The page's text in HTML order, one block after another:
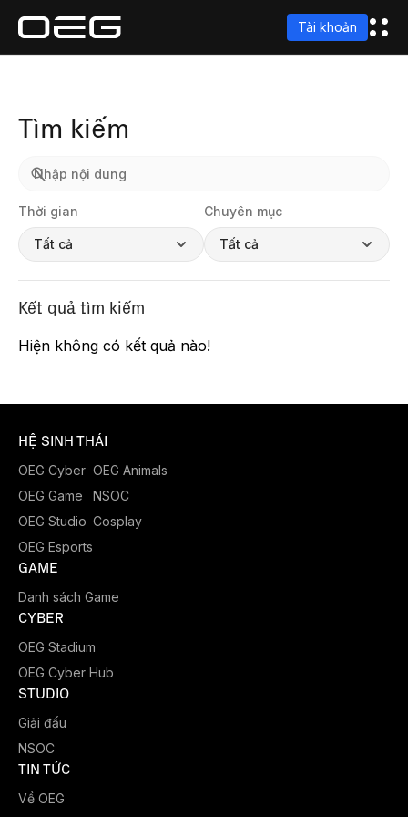
Tài khoản
Tìm kiếm
Thời gian
Tất cả
Chuyên mục
Tất cả
Kết quả tìm kiếm
Hiện không có kết quả nào!
HỆ SINH THÁI
OEG Cyber
OEG Game
OEG Studio
OEG Esports
OEG Animals
NSOC
Cosplay
GAME
Danh sách Game
CYBER
OEG Stadium
OEG Cyber Hub
STUDIO
Giải đấu
NSOC
TIN TỨC
Về OEG